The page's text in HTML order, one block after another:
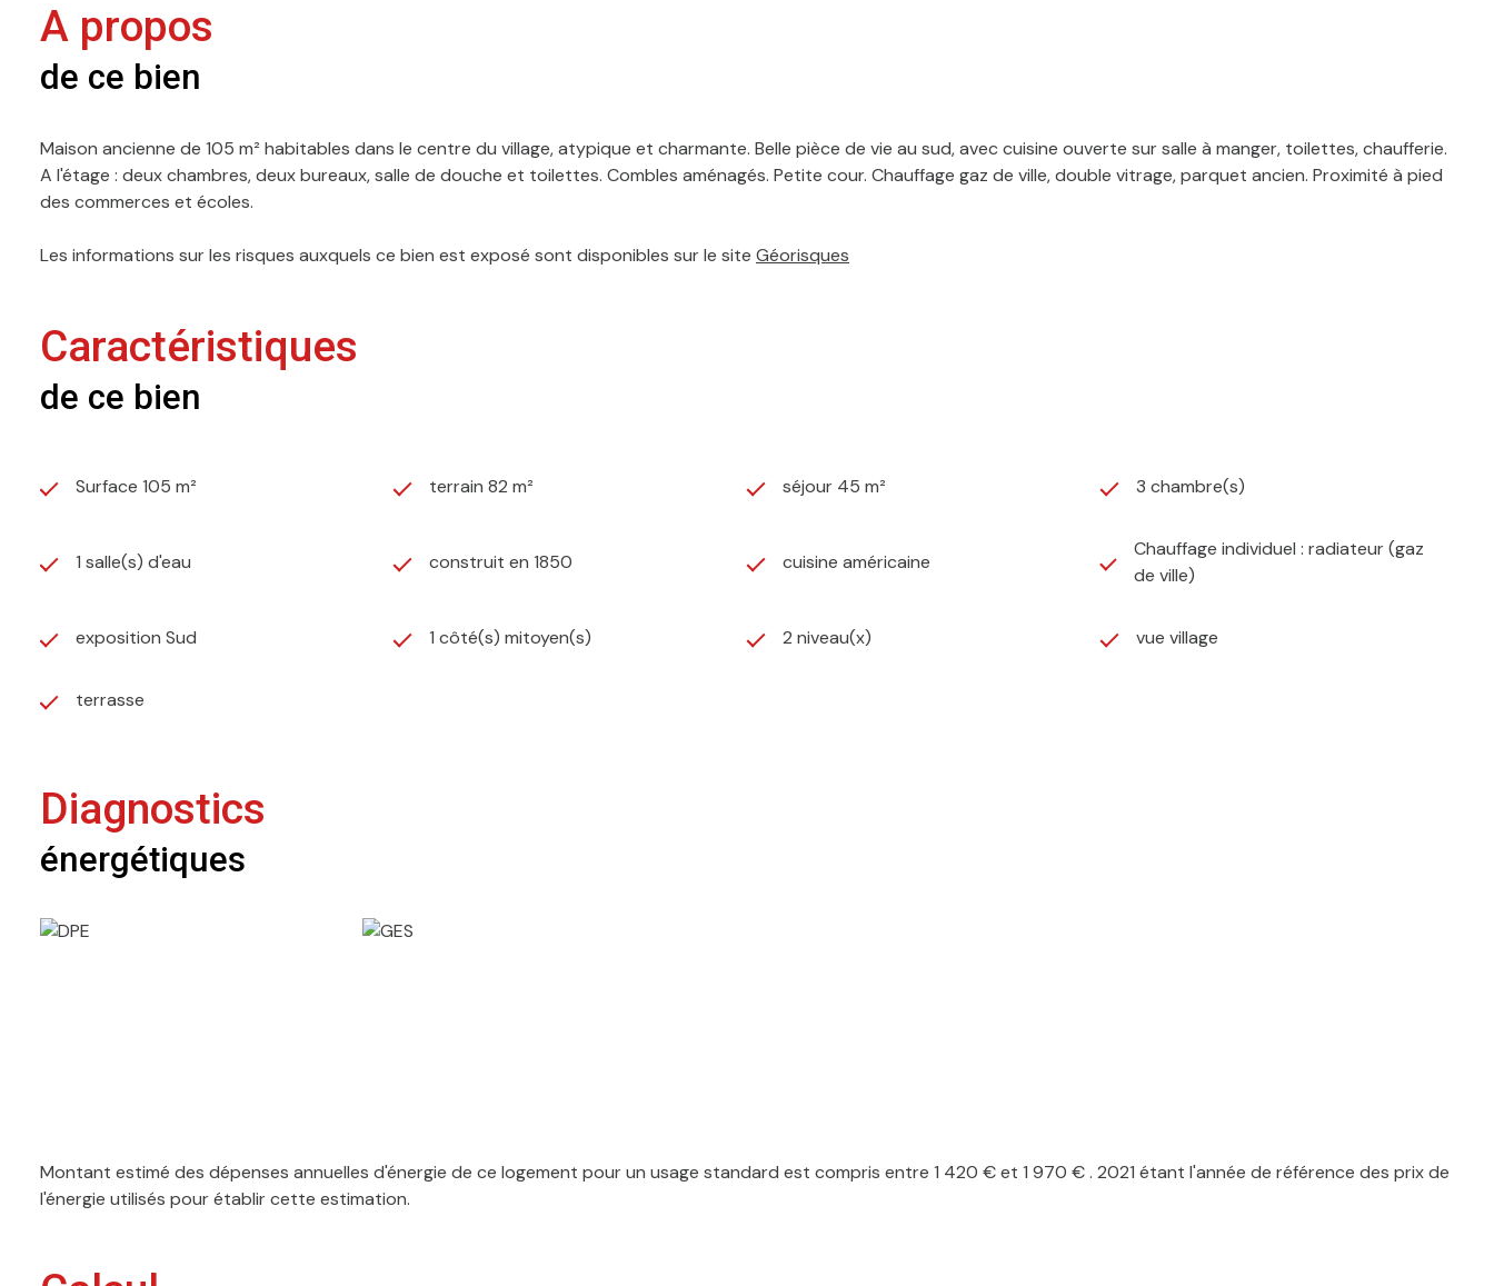
A propos
de ce bien
Maison ancienne de 105 m² habitables dans le centre du village, atypique et charmante. Belle pièce de vie au sud, avec cuisine ouverte sur salle à manger, toilettes, chaufferie.
A l'étage : deux chambres, deux bureaux, salle de douche et toilettes. Combles aménagés. Petite cour. Chauffage gaz de ville, double vitrage, parquet ancien. Proximité à pied
des commerces et écoles.
Les informations sur les risques auxquels ce bien est exposé sont disponibles sur le site Géorisques
Caractéristiques
de ce bien
Surface 105 m² terrain 82 m² séjour 45 m² 3 chambre(s)
1 salle(s) d'eau construit en 1850 cuisine américaine
Chauffage individuel : radiateur (gaz
de ville)
exposition Sud 1 côté(s) mitoyen(s) 2 niveau(x) vue village
terrasse
Diagnostics
énergétiques
Montant estimé des dépenses annuelles d'énergie de ce logement pour un usage standard est compris entre 1 420 € et 1 970 € . 2021 étant l'année de référence des prix de
l'énergie utilisés pour établir cette estimation.